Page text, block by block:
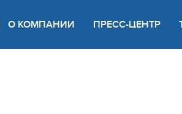
О КОМПАНИИ ПРЕСС-ЦЕНТР